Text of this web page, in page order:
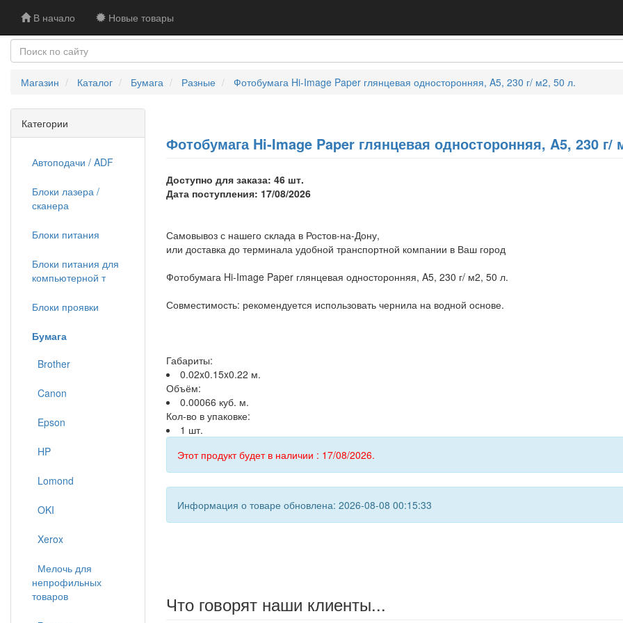
В начало Новые товары
Магазин Каталог Бумага Разные Фотобумага Hi-Image Paper глянцевая односторонняя, A5, 230 г/ м2, 50 л.
Фотобумага Hi-Image Paper глянцевая односторонняя, A5, 230 г/
Доступно для заказа: 46 шт.
Дата поступления: 17/08/2026
Самовывоз с нашего склада в Ростов-на-Дону,
или доставка до терминала удобной транспортной компании в Ваш город
Фотобумага Hi-Image Paper глянцевая односторонняя, A5, 230 г/ м2, 50 л.
Совместимость: рекомендуется использовать чернила на водной основе.
Габариты:
0.02x0.15x0.22 м.
Объём:
0.00066 куб. м.
Кол-во в упаковке:
1 шт.
Этот продукт будет в наличии : 17/08/2026.
Информация о товаре обновлена: 2026-08-08 00:15:33
Что говорят наши клиенты...
Категории
Автоподачи / ADF
Блоки лазера /
сканера
Блоки питания
Блоки питания для
компьютерной т
Блоки проявки
Бумага
Brother
Canon
Epson
HP
Lomond
OKI
Xerox
Мелочь для
непрофильных
товаров